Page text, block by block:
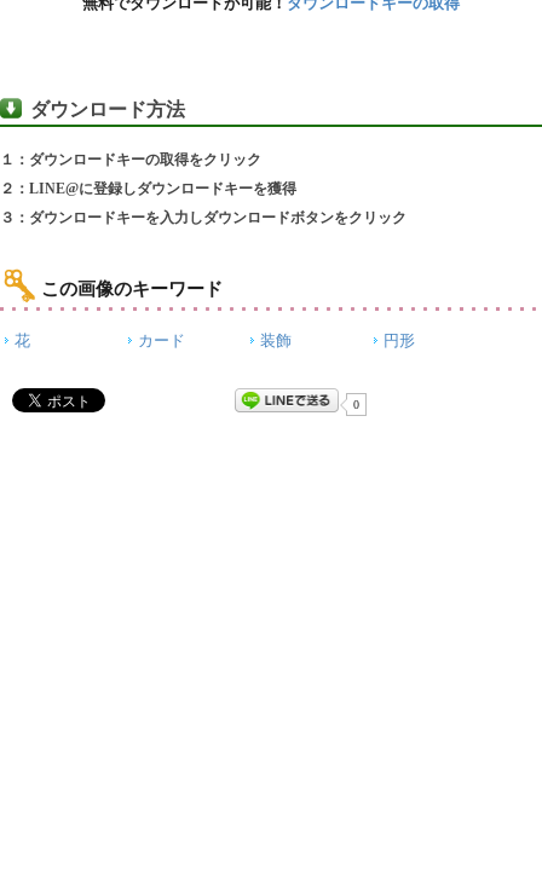
ダウンロード方法
１：ダウンロードキーの取得をクリック
２：LINE@に登録しダウンロードキーを獲得
３：ダウンロードキーを入力しダウンロードボタンをクリック
この画像のキーワード
花 カード 装飾 円形
0